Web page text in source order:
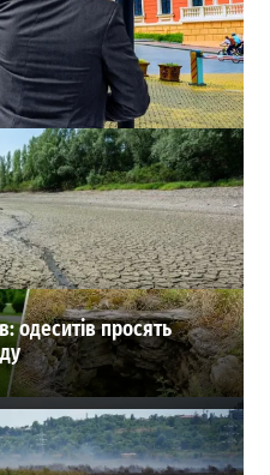
вулиць:
назв
1
одеситів просять